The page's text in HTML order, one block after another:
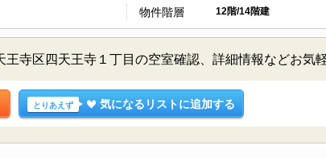
物件階層 12階/14階建
寺区四天王寺１丁目の空室確認、詳細情報などお気
とりあえず 気になるリストに追加する